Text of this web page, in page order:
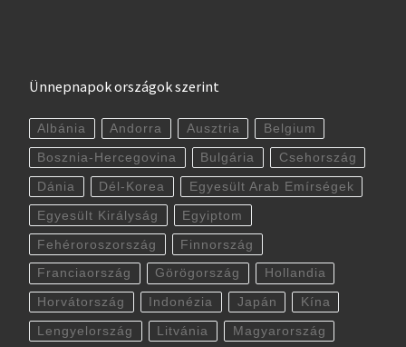
Ünnepnapok országok szerint
Albánia Andorra Ausztria Belgium
Bosznia-Hercegovina Bulgária Csehország
Dánia Dél-Korea Egyesült Arab Emírségek
Egyesült Királyság Egyiptom
Fehéroroszország Finnország
Franciaország Görögország Hollandia
Horvátország Indonézia Japán Kína
Lengyelország Litvánia Magyarország